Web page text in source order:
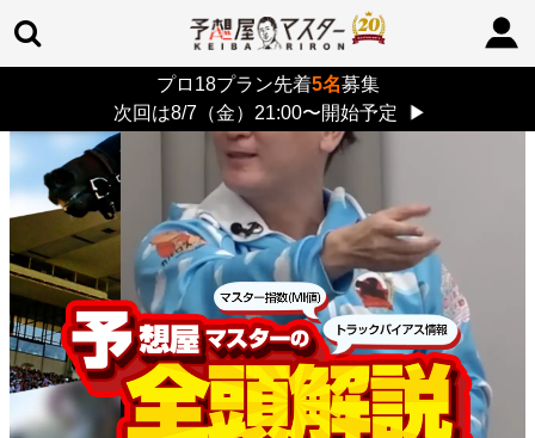
プロ18プラン先着5名募集
次回は8/7（金）21:00〜開始予定
▶
> 26/8/9 (日)